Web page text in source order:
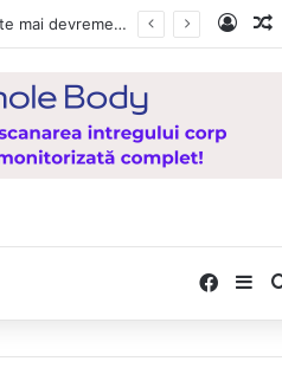
Vești bune pentru zeci de mii de vasluieni! Plățile alocațiilor, indemnizațiilor și stimulentelor, efectuate mai devreme în luna august 2026 Log